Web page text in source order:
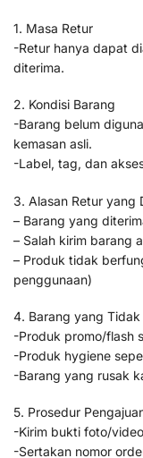
1. Masa Retur
-Retur hanya dapat
diterima.
2. Kondisi Barang
-Barang belum
kemasan asli.
-Label, tag, dan
3. Alasan Retur yang
– Barang yang
– Salah kirim barang
– Produk tidak
penggunaan)
4. Barang yang Tidak
-Produk promo/flash
-Produk hygiene
-Barang yang rusak
5. Prosedur
-Kirim bukti foto/
-Sertakan nomor